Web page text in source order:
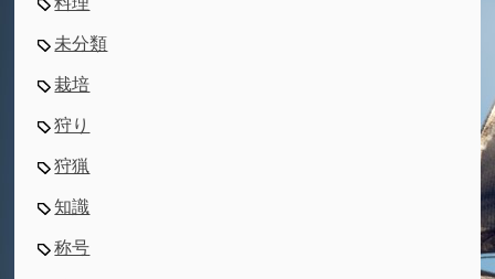
未分類
栽培
狩り
狩猟
知識
称号